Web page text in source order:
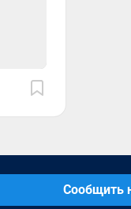
Сообщить